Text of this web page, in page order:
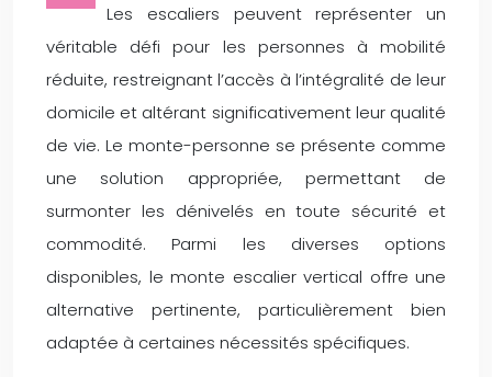
Les escaliers peuvent représenter un
véritable défi pour les personnes à mobilité
réduite, restreignant l’accès à l’intégralité de leur
domicile et altérant significativement leur qualité
de vie. Le monte-personne se présente comme
une solution appropriée, permettant de
surmonter les dénivelés en toute sécurité et
commodité. Parmi les diverses options
disponibles, le monte escalier vertical offre une
alternative pertinente, particulièrement bien
adaptée à certaines nécessités spécifiques.